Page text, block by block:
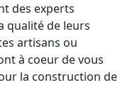
des experts
qualité de leurs
artisans ou
à coeur de vous
la construction de